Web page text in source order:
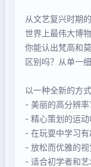
从文艺复兴时期
世界上最伟大博
你能认出梵高和
区别吗？从单一
以一种全新的方
- 美丽的高分辨率
- 精心策划的运
- 在玩耍中学习有
- 放松而优雅的
- 适合初学者和